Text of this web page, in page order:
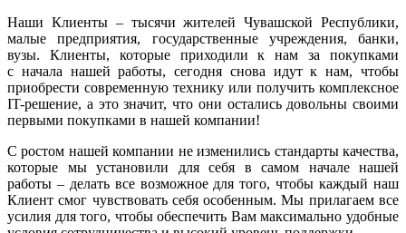
Наши Клиенты – тысячи жителей Чувашской Республики,
малые предприятия, государственные учреждения, банки,
вузы. Клиенты, которые приходили к нам за покупками
с начала нашей работы, сегодня снова идут к нам, чтобы
приобрести современную технику или получить комплексное
IT-решение, а это значит, что они остались довольны своими
первыми покупками в нашей компании!
С ростом нашей компании не изменились стандарты качества,
которые мы установили для себя в самом начале нашей
работы – делать все возможное для того, чтобы каждый наш
Клиент смог чувствовать себя особенным. Мы прилагаем все
усилия для того, чтобы обеспечить Вам максимально удобные